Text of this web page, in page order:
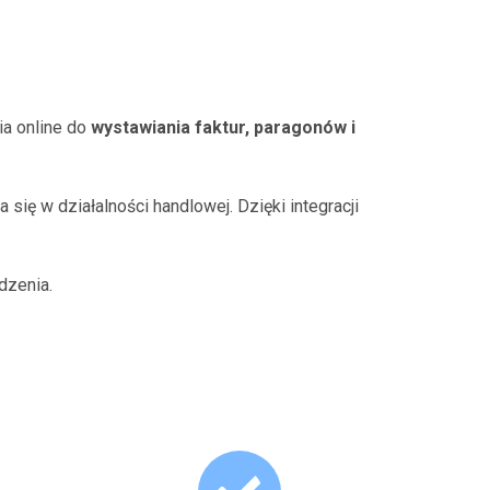
online do wystawiania faktur, paragonów i
w działalności handlowej. Dzięki integracji